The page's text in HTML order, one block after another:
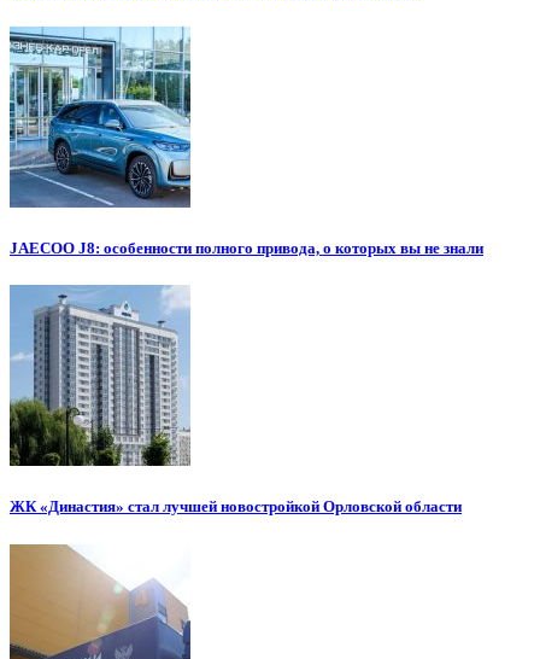
JAECOO J8: особенности полного привода, о которых вы не знали
ЖК «Династия» стал лучшей новостройкой Орловской области